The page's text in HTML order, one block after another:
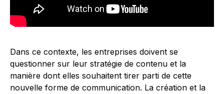
Dans ce contexte, les entreprises doivent se
questionner sur leur stratégie de contenu et la
manière dont elles souhaitent tirer parti de cette
nouvelle forme de communication. La création et la